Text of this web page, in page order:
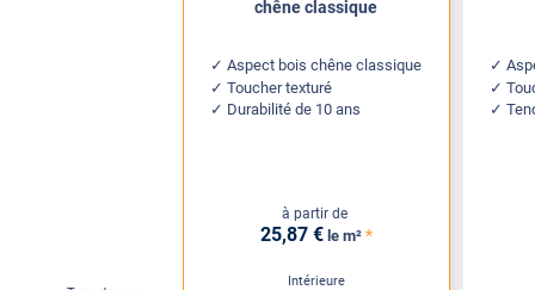
chêne classique
Aspect bois chêne classique
Toucher texturé
Durabilité de 10 ans
à partir de
25,87 € le m² *
Intérieure